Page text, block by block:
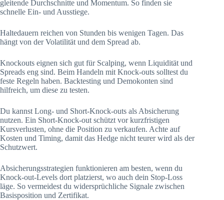
gleitende Durchschnitte und Momentum. So finden sie
schnelle Ein- und Ausstiege.
Haltedauern reichen von Stunden bis wenigen Tagen. Das
hängt von der Volatilität und dem Spread ab.
Knockouts eignen sich gut für Scalping, wenn Liquidität und
Spreads eng sind. Beim Handeln mit Knock-outs solltest du
feste Regeln haben. Backtesting und Demokonten sind
hilfreich, um diese zu testen.
Du kannst Long- und Short-Knock-outs als Absicherung
nutzen. Ein Short-Knock-out schützt vor kurzfristigen
Kursverlusten, ohne die Position zu verkaufen. Achte auf
Kosten und Timing, damit das Hedge nicht teurer wird als der
Schutzwert.
Absicherungsstrategien funktionieren am besten, wenn du
Knock-out-Levels dort platzierst, wo auch dein Stop-Loss
läge. So vermeidest du widersprüchliche Signale zwischen
Basisposition und Zertifikat.